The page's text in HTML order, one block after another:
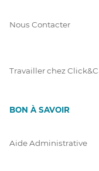
Nous Contacter
Travailler chez
BON À SAVOIR
Aide Administrative